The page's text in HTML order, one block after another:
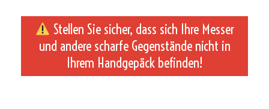
Stellen Sie sicher, dass sich Ihre Messer
und andere scharfe Gegenstände nicht in
Ihrem Handgepäck befinden!